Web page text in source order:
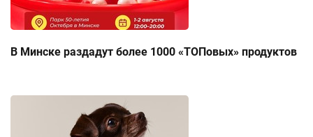
В Минске раздадут более 1000 «ТОПовых» продуктов